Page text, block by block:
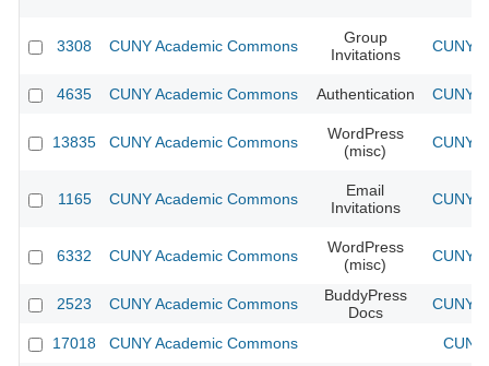
3308 CUNY Academic Commons
Group
Invitations
CUNY
4635 CUNY Academic Commons Authentication CUNY
13835 CUNY Academic Commons
WordPress
(misc)
CUNY
1165 CUNY Academic Commons
Email
Invitations
CUNY
6332 CUNY Academic Commons
WordPress
(misc)
CUNY
2523 CUNY Academic Commons
BuddyPress
Docs
CUNY
17018 CUNY Academic Commons